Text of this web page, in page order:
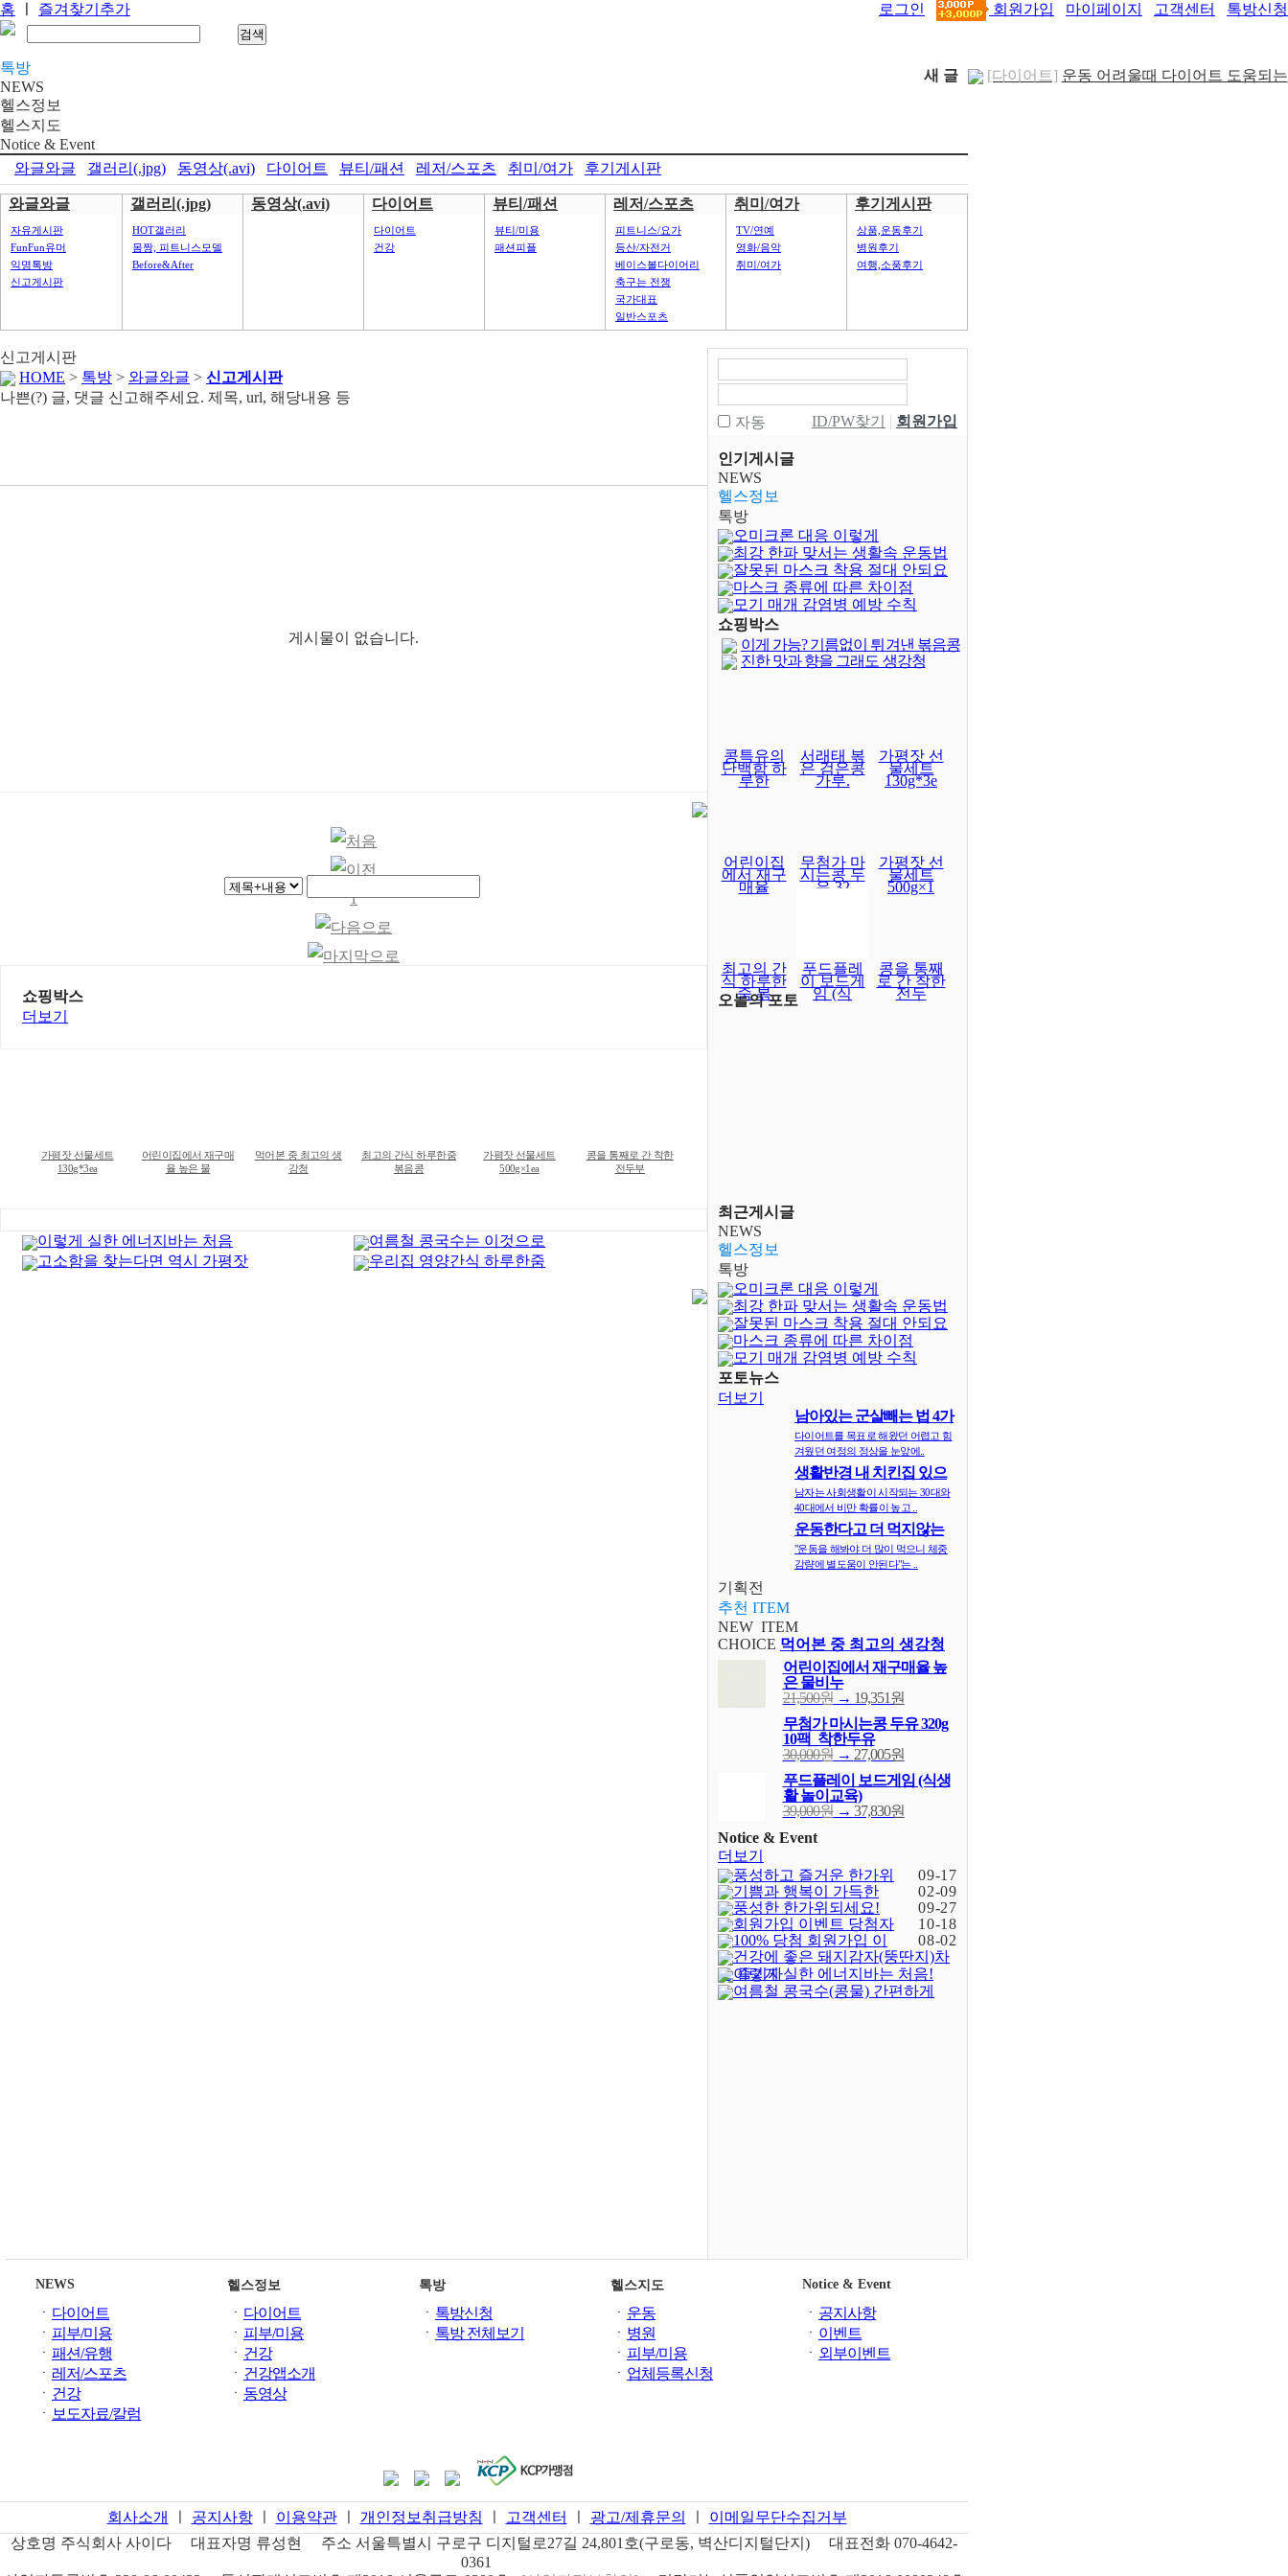
홈 즐겨찾기추가 로그인 회원가입 마이페이지 고객센터 톡방신청
톡방
NEWS
헬스정보
헬스지도
Notice & Event
새 글 [다이어트] 운동 어려울때 다이어트 도움되는
‘오키친 ..
와글와글 갤러리(.jpg) 동영상(.avi) 다이어트 뷰티/패션 레저/스포츠 취미/여가 후기게시판
와글와글
자유게시판
FunFun유머
익명톡방
신고게시판
갤러리(.jpg)
HOT갤러리
몸짱, 피트니스모델
Before&After
동영상(.avi) 다이어트
다이어트
건강
뷰티/패션
뷰티/미용
패션피플
레저/스포츠
피트니스/요가
등산/자전거
베이스볼다이어리
축구는 전쟁
국가대표
일반스포츠
취미/여가
TV/연예
영화/음악
취미/여가
후기게시판
상품,운동후기
병원후기
여행,소풍후기
신고게시판
HOME > 톡방 > 와글와글 > 신고게시판
나쁜(?) 글, 댓글 신고해주세요. 제목, url, 해당내용 등
게시물이 없습니다.
1
쇼핑박스
더보기
가평잣 선물세트
130g*3ea
어린이집에서 재구매
율 높은 물
먹어본 중 최고의 생
강청
최고의 간식 하루한줌
볶음콩
가평잣 선물세트
500g×1ea
콩을 통째로 간 착한
전두부
이렇게 실한 에너지바는 처음
여름철 콩국수는 이것으로
고소함을 찾는다면 역시 가평잣
우리집 영양간식 하루한줌
자동 ID/PW찾기 | 회원가입
인기게시글
NEWS
헬스정보
톡방
오미크론 대응 이렇게
최강 한파 맞서는 생활속 운동법
은?잘못된 마스크 착용 절대 안되요
마스크 종류에 따른 차이점
모기 매개 감염병 예방 수칙
쇼핑박스
이게 가능? 기름없이 튀겨낸 볶음콩
진한 맛과 향을 그래도 생강청
콩특유의
단백함 하
루한
서래태 볶
은 검은콩
가루.
가평잣 선
물세트
130g*3e
어린이집
에서 재구
매율
무첨가 마
시는콩 두
유 32
가평잣 선
물세트
500g×1
최고의 간
식 하루한
줌 볶
푸드플레
이 보드게
임 (식
콩을 통째
로 간 착한
전두
오늘의 포토
최근게시글
NEWS
헬스정보
톡방
오미크론 대응 이렇게
최강 한파 맞서는 생활속 운동법
은?잘못된 마스크 착용 절대 안되요
마스크 종류에 따른 차이점
모기 매개 감염병 예방 수칙
포토뉴스
더보기
남아있는 군살빼는 법 4가
지
다이어트를 목표로 해왔던 어렵고 힘
겨웠던 여정의 정상을 눈앞에..
생활반경 내 치킨집 있으
면 비만확률 ..
남자는 사회생활이 시작되는 30대와
40대에서 비만 확률이 높고 ..
운동한다고 더 먹지않는
다? 오히려 식..
"운동을 해봐야 더 많이 먹으니 체중
감량에 별도움이 안된다"는 ..
기획전
추천 ITEM
NEW ITEM
CHOICE 먹어본 중 최고의 생강청
어린이집에서 재구매율 높
은 물비누
21,500원→ 19,351원
무첨가 마시는콩 두유 320g
10팩_착한두유
30,000원→ 27,005원
푸드플레이 보드게임 (식생
활 놀이교육)
39,000원→ 37,830원
Notice & Event
더보기
풍성하고 즐거운 한가위
되세요! (-402)
09-17
기쁨과 행복이 가득한
새해되세요!
02-09
풍성한 한가위되세요!
09-27
회원가입 이벤트 당첨자
발표 (4)
10-18
100% 당첨 회원가입 이
벤트(종료) (23)
08-02
건강에 좋은 돼지감자(뚱딴지)차
로 즐기자
이렇게 실한 에너지바는 처음!
여름철 콩국수(콩물) 간편하게
NEWS
ㆍ 다이어트
ㆍ 피부/미용
ㆍ 패션/유행
ㆍ 레저/스포츠
ㆍ 건강
ㆍ 보도자료/칼럼
헬스정보
ㆍ 다이어트
ㆍ 피부/미용
ㆍ 건강
ㆍ 건강앱소개
ㆍ 동영상
톡방
ㆍ 톡방신청
ㆍ 톡방 전체보기
헬스지도
ㆍ 운동
ㆍ 병원
ㆍ 피부/미용
ㆍ 업체등록신청
Notice & Event
ㆍ 공지사항
ㆍ 이벤트
ㆍ 외부이벤트
회사소개 공지사항ㅣ 이용약관ㅣ 개인정보취급방침 고객센터 광고/제휴문의
이메일무단수집거부
상호명 주식회사 사이다 대표자명 류성현 주소 서울특별시 구로구 디지털로27길 24,801호(구로동, 벽산디지털단지) 대표전화 070-4642-
0361